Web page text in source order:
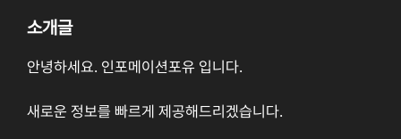
소개글
안녕하세요. 인포메이션포유 입니다.
새로운 정보를 빠르게 제공해드리겠습니다.